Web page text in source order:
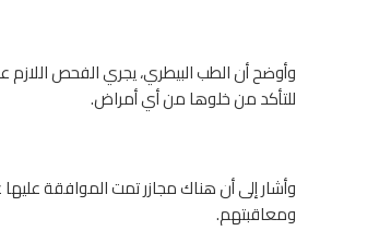
وأوضح أن الطب البيطري، يجري الفحص اللازم
للتأكد من خلوها من أي أمراض.
وأشار إلى أن هناك مجازر تمت الموافقة
ومعاقبتهم.